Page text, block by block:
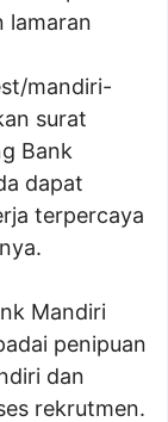
lamaran
mandiri-
surat
Bank
dapat
terpercaya
Mandiri
penipuan
dan
rekrutmen.